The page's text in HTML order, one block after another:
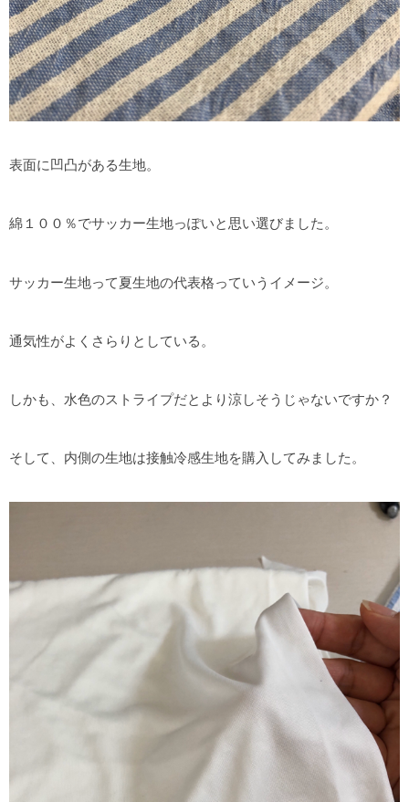
表面に凹凸がある生地。
綿１００％でサッカー生地っぽいと思い選びました。
サッカー生地って夏生地の代表格っていうイメージ。
通気性がよくさらりとしている。
しかも、水色のストライプだとより涼しそうじゃないですか？
そして、内側の生地は接触冷感生地を購入してみました。